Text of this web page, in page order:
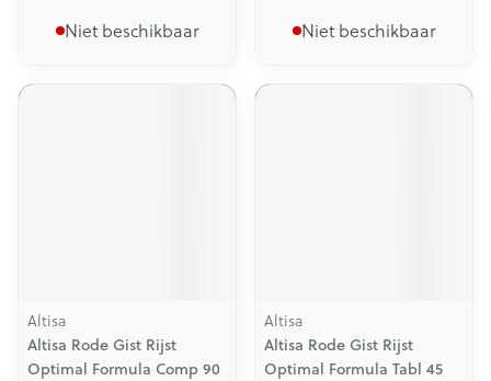
Niet beschikbaar Niet beschikbaar
Altisa
Altisa Rode Gist Rijst
Optimal Formula Comp 90
Altisa
Altisa Rode Gist Rijst
Optimal Formula Tabl 45